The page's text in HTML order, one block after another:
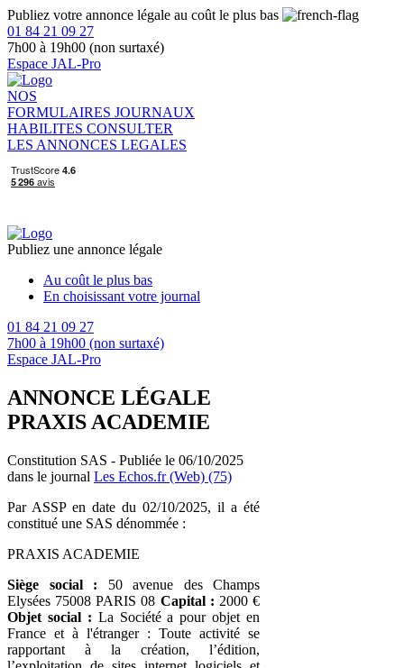
Publiez votre annonce légale au coût le plus bas
01 84 21 09 27
7h00 à 19h00 (non surtaxé)
Espace JAL-Pro
NOS
FORMULAIRES JOURNAUX
HABILITES CONSULTER
LES ANNONCES LEGALES
Publiez une annonce légale
Au coût le plus bas
En choisissant votre journal
01 84 21 09 27
7h00 à 19h00 (non surtaxé)
Espace JAL-Pro
ANNONCE LÉGALE
PRAXIS ACADEMIE
Constitution SAS - Publiée le 06/10/2025
dans le journal Les Echos.fr (Web) (75)
Par ASSP en date du 02/10/2025, il a été
constitué une SAS dénommée :
PRAXIS ACADEMIE
Siège social : 50 avenue des Champs
Elysées 75008 PARIS 08 Capital : 2000 €
Objet social : La Société a pour objet en
France et à l'étranger : Toute activité se
rapportant à la création, l’édition,